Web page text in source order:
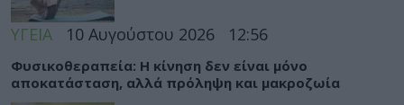
ΥΓΕΙΑ 10 Αυγούστου 2026 12:56
Φυσικοθεραπεία: Η κίνηση δεν είναι μόνο
αποκατάσταση, αλλά πρόληψη και μακροζωία